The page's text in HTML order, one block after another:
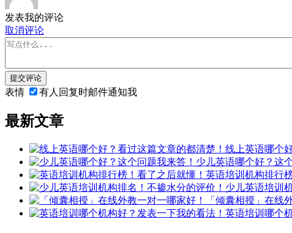
发表我的评论
取消评论
提交评论
表情 有人回复时邮件通知我
最新文章
线上英语哪个
少儿英语哪个好？这
英语培训机构排行
少儿英语培训
「倾囊相授」在线
英语培训哪个